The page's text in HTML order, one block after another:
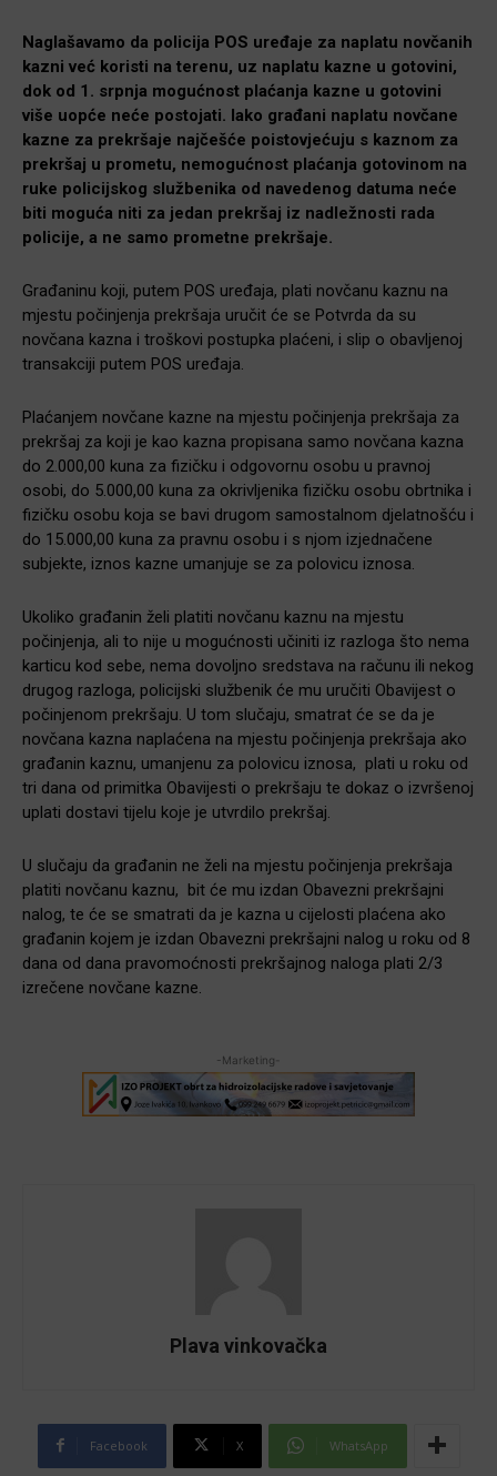
Naglašavamo da policija POS uređaje za naplatu novčanih
kazni već koristi na terenu, uz naplatu kazne u gotovini,
dok od 1. srpnja mogućnost plaćanja kazne u gotovini
više uopće neće postojati. Iako građani naplatu novčane
kazne za prekršaje najčešće poistovjećuju s kaznom za
prekršaj u prometu, nemogućnost plaćanja gotovinom na
ruke policijskog službenika od navedenog datuma neće
biti moguća niti za jedan prekršaj iz nadležnosti rada
policije, a ne samo prometne prekršaje.
Građaninu koji, putem POS uređaja, plati novčanu kaznu na
mjestu počinjenja prekršaja uručit će se Potvrda da su
novčana kazna i troškovi postupka plaćeni, i slip o obavljenoj
transakciji putem POS uređaja.
Plaćanjem novčane kazne na mjestu počinjenja prekršaja za
prekršaj za koji je kao kazna propisana samo novčana kazna
do 2.000,00 kuna za fizičku i odgovornu osobu u pravnoj
osobi, do 5.000,00 kuna za okrivljenika fizičku osobu obrtnika i
fizičku osobu koja se bavi drugom samostalnom djelatnošću i
do 15.000,00 kuna za pravnu osobu i s njom izjednačene
subjekte, iznos kazne umanjuje se za polovicu iznosa.
Ukoliko građanin želi platiti novčanu kaznu na mjestu
počinjenja, ali to nije u mogućnosti učiniti iz razloga što nema
karticu kod sebe, nema dovoljno sredstava na računu ili nekog
drugog razloga, policijski službenik će mu uručiti Obavijest o
počinjenom prekršaju. U tom slučaju, smatrat će se da je
novčana kazna naplaćena na mjestu počinjenja prekršaja ako
građanin kaznu, umanjenu za polovicu iznosa, plati u roku od
tri dana od primitka Obavijesti o prekršaju te dokaz o izvršenoj
uplati dostavi tijelu koje je utvrdilo prekršaj.
U slučaju da građanin ne želi na mjestu počinjenja prekršaja
platiti novčanu kaznu, bit će mu izdan Obavezni prekršajni
nalog, te će se smatrati da je kazna u cijelosti plaćena ako
građanin kojem je izdan Obavezni prekršajni nalog u roku od 8
dana od dana pravomoćnosti prekršajnog naloga plati 2/3
izrečene novčane kazne.
-Marketing-
Plava vinkovačka
Facebook X WhatsApp